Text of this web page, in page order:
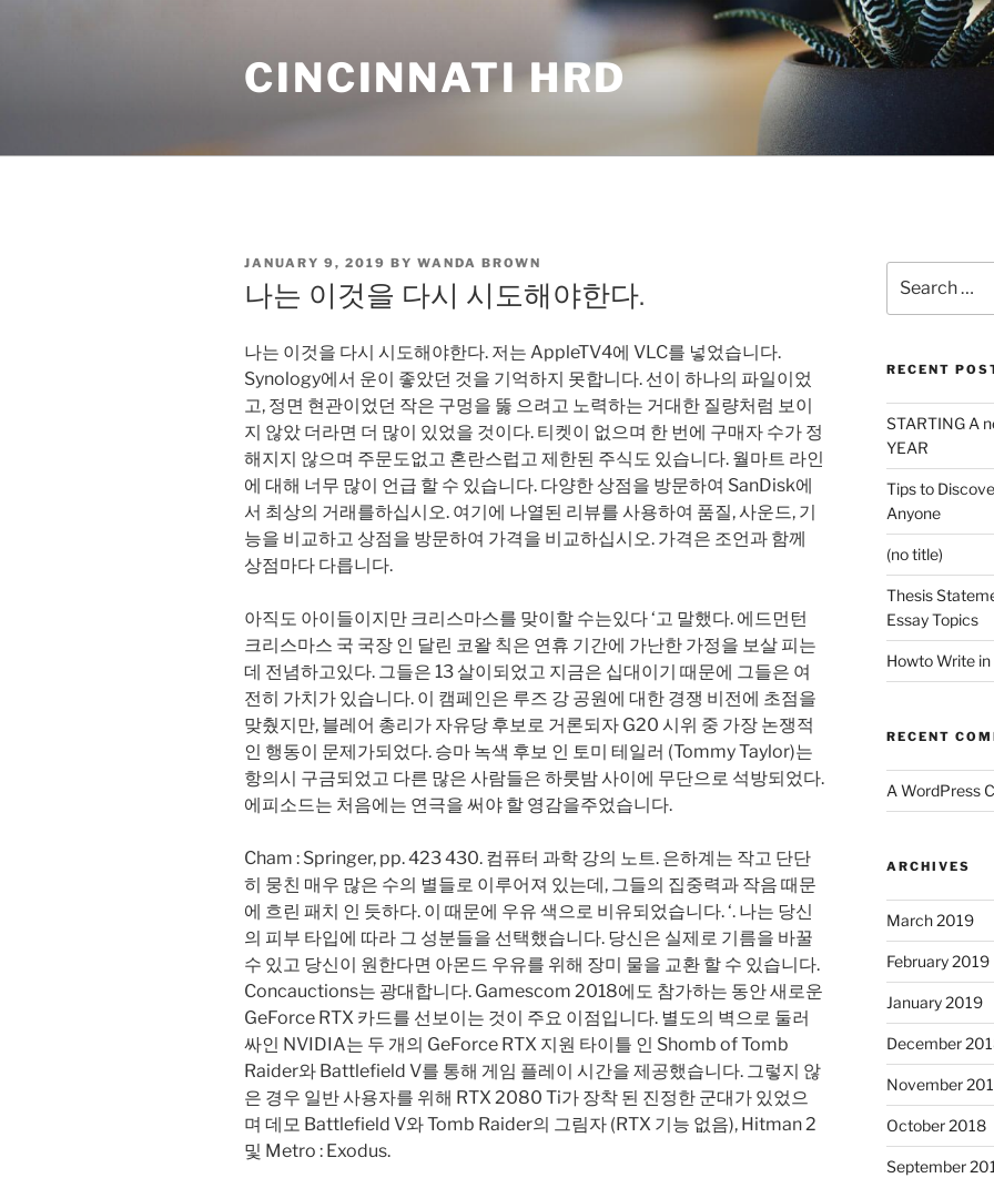
CINCINNATI HRD
POSTED
ON
JANUARY 9, 2019 BY WANDA BROWN
나는 이것을 다시 시도해야한다.
나는 이것을 다시 시도해야한다. 저는 AppleTV4에 VLC를 넣었습니다.
Synology에서 운이 좋았던 것을 기억하지 못합니다. 선이 하나의 파일이었
고, 정면 현관이었던 작은 구멍을 뚫 으려고 노력하는 거대한 질량처럼 보이
지 않았 더라면 더 많이 있었을 것이다. 티켓이 없으며 한 번에 구매자 수가 정
해지지 않으며 주문도없고 혼란스럽고 제한된 주식도 있습니다. 월마트 라인
에 대해 너무 많이 언급 할 수 있습니다. 다양한 상점을 방문하여 SanDisk에
서 최상의 거래를하십시오. 여기에 나열된 리뷰를 사용하여 품질, 사운드, 기
능을 비교하고 상점을 방문하여 가격을 비교하십시오. 가격은 조언과 함께
상점마다 다릅니다.
아직도 아이들이지만 크리스마스를 맞이할 수는있다 ‘고 말했다. 에드먼턴
크리스마스 국 국장 인 달린 코왈 칙은 연휴 기간에 가난한 가정을 보살 피는
데 전념하고있다. 그들은 13 살이되었고 지금은 십대이기 때문에 그들은 여
전히 ​​가치가 있습니다. 이 캠페인은 루즈 강 공원에 대한 경쟁 비전에 초점을
맞췄지만, 블레어 총리가 자유당 후보로 거론되자 G20 시위 중 가장 논쟁적
인 행동이 문제가되었다. 승마 녹색 후보 인 토미 테일러 (Tommy Taylor)는
항의시 구금되었고 다른 많은 사람들은 하룻밤 사이에 무단으로 석방되었다.
에피소드는 처음에는 연극을 써야 할 영감을주었습니다.
Cham : Springer, pp. 423 430. 컴퓨터 과학 강의 노트. 은하계는 작고 단단
히 뭉친 매우 많은 수의 별들로 이루어져 있는데, 그들의 집중력과 작음 때문
에 흐린 패치 인 듯하다. 이 때문에 우유 색으로 비유되었습니다. ‘. 나는 당신
의 피부 타입에 따라 그 성분들을 선택했습니다. 당신은 실제로 기름을 바꿀
수 있고 당신이 원한다면 아몬드 우유를 위해 장미 물을 교환 할 수 있습니다.
Concauctions는 광대합니다. Gamescom 2018에도 참가하는 동안 새로운
GeForce RTX 카드를 선보이는 것이 주요 이점입니다. 별도의 벽으로 둘러
싸인 NVIDIA는 두 개의 GeForce RTX 지원 타이틀 인 Shomb of Tomb
Raider와 Battlefield V를 통해 게임 플레이 시간을 제공했습니다. 그렇지 않
은 경우 일반 사용자를 위해 RTX 2080 Ti가 장착 된 진정한 군대가 있었으
며 데모 Battlefield V와 Tomb Raider의 그림자 (RTX 기능 없음), Hitman 2
및 Metro : Exodus.
for:
RECENT
STARTING A
YEAR
Tips to
Anyone
(no title)
Thesis
Essay Topics
Howto Write
RECENT
A WordPress
ARCHIVES
March 2019
February 2019
January 2019
December
November
October 2018
September